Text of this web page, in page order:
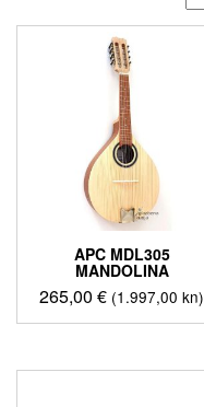
APC MDL305
MANDOLINA
265,00€ (1.997,00 kn)